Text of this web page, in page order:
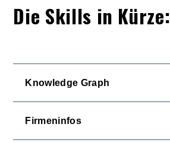
Die Skills in Kürze:
Knowledge Graph
Firmeninfos